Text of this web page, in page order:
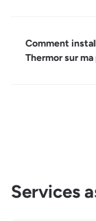
Comment
Thermor sur
Services